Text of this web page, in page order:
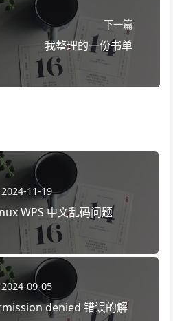
下一篇
我整理的一份书单
2024-11-19
WPS 中文乱码问题
2024-09-05
denied 错误的解